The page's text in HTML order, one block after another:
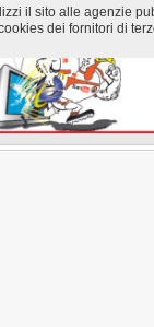
il sito alle agenzie
dei fornitori di